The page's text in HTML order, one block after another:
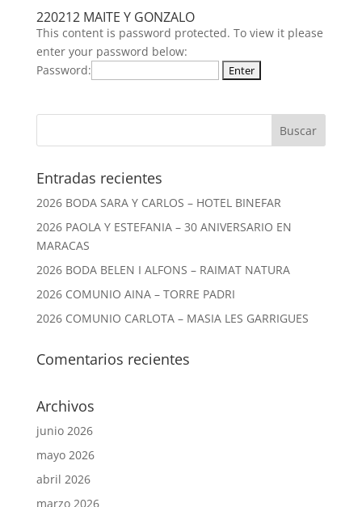
220212 MAITE Y GONZALO
This content is password protected. To view it please
enter your password below:
Password:
Entradas recientes
2026 BODA SARA Y CARLOS – HOTEL BINEFAR
2026 PAOLA Y ESTEFANIA – 30 ANIVERSARIO EN
MARACAS
2026 BODA BELEN I ALFONS – RAIMAT NATURA
2026 COMUNIO AINA – TORRE PADRI
2026 COMUNIO CARLOTA – MASIA LES GARRIGUES
Comentarios recientes
Archivos
junio 2026
mayo 2026
abril 2026
marzo 2026